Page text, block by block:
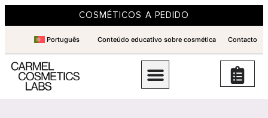
COSMÉTICOS A PEDIDO
Português Conteúdo educativo sobre cosmética Contacto